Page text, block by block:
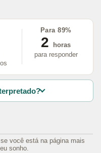
Para 89%
2
horas
para responder
você está na página mais
sonho.